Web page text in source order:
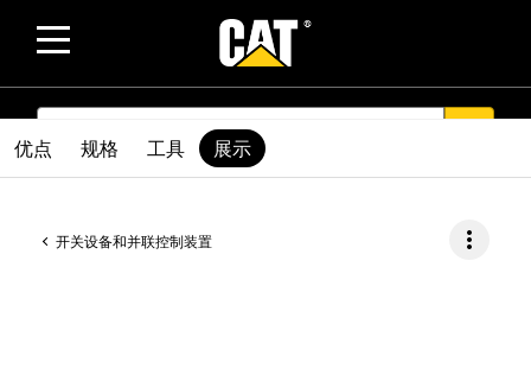
SEARCH
开关设备和并联控制装置 more_vert
优点 规格 工具 展示